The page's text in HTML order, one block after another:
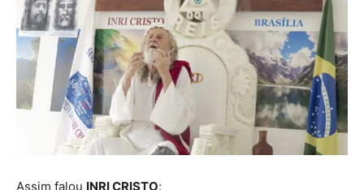
Assim falou INRI CRISTO: